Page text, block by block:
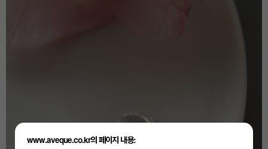
www.aveque.co.kr의 페이지 내용: